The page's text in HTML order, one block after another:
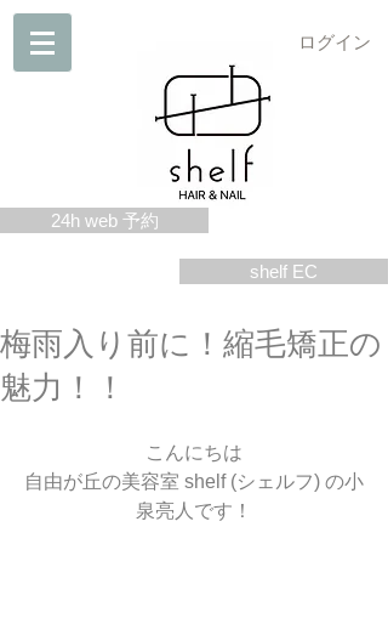
24h web 予約
ログイン
shelf EC
梅雨入り前に！縮毛矯正の
魅力！！
こんにちは
自由が丘の美容室 shelf (シェルフ) の小
泉亮人です！